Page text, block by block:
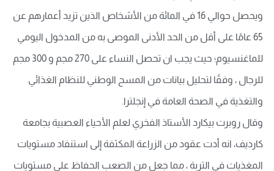
ويحصل حوالي 16 في المائة من الأشخاص الذين تزيد أعمارهم عن
65 عامًا على أقل من الحد الأدنى الموصى به من المدخول اليومي
للماغنسيوم؛ حيث يجب ان تحصل النساء على 270 مجم و 300 مجم
للرجال ، وفقًا لتحليل بيانات من المسح الوطني للنظام الغذائي
والتغذية في الصحة العامة في إنجلترا.
وقال روبرت بيكارد الأستاذ الفخري لعلم الأحياء العصبية بجامعة
كارديف، انه أدت عقود من الزراعة المكثفة إلى استنفاد مستويات
المغذيات في التربة ، مما جعل من الصعب الحفاظ على مستويات